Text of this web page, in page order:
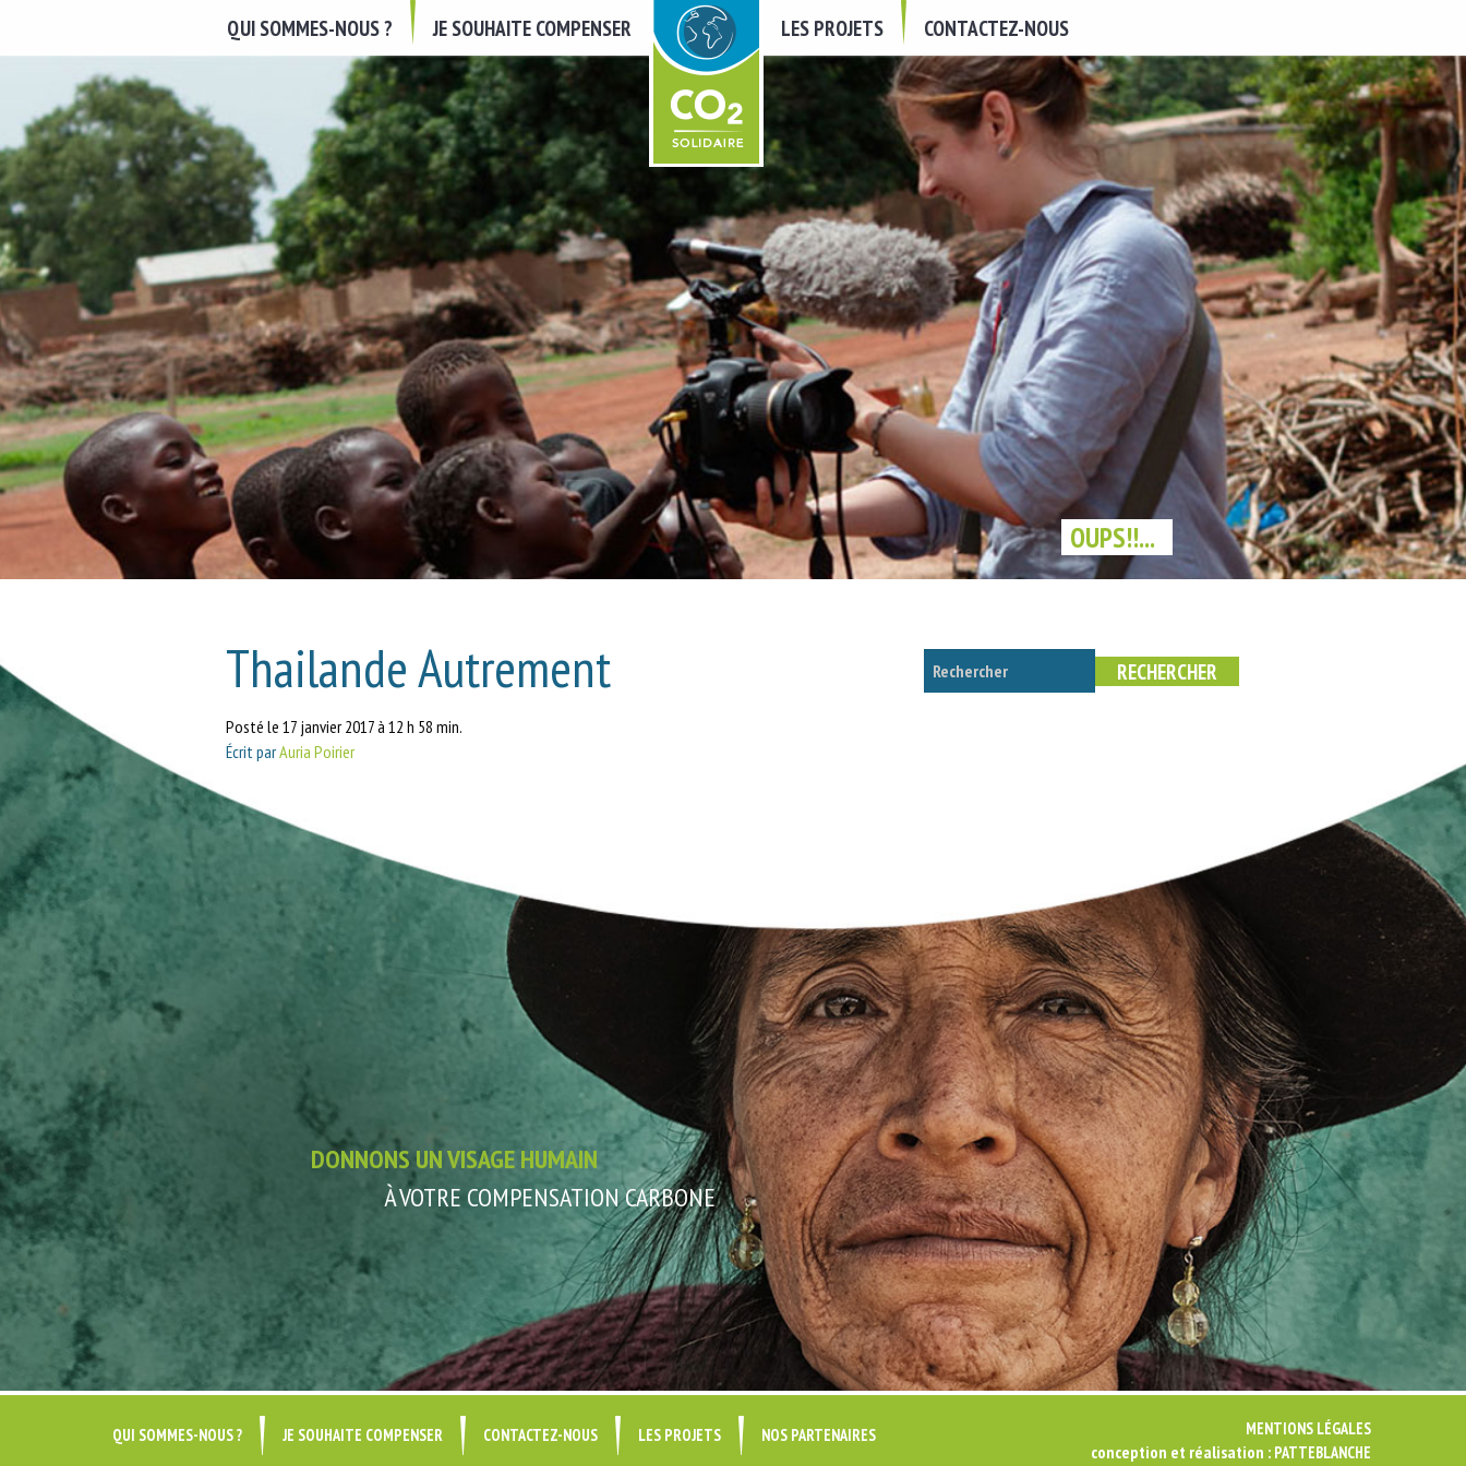
QUI SOMMES-NOUS ? JE SOUHAITE COMPENSER LES PROJETS CONTACTEZ-NOUS
OUPS!!...
Thailande Autrement
Posté le 17 janvier 2017 à 12 h 58 min.
Écrit parAuria Poirier
DONNONS UN VISAGE HUMAIN
À VOTRE COMPENSATION CARBONE
QUI SOMMES-NOUS ? JE SOUHAITE COMPENSER CONTACTEZ-NOUS LES PROJETS NOS PARTENAIRES MENTIONS LÉGALES
conception et réalisation : PATTEBLANCHE